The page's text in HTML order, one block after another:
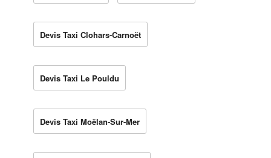
Devis Taxi Clohars-Carnoët
Devis Taxi Le Pouldu
Devis Taxi Moëlan-Sur-Mer